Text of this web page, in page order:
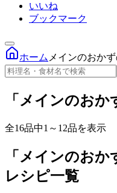
いいね
ブックマーク
ホーム メインのおか
「メインのお
全16品中1～12品を表示
「メインのおか
レシピ一覧